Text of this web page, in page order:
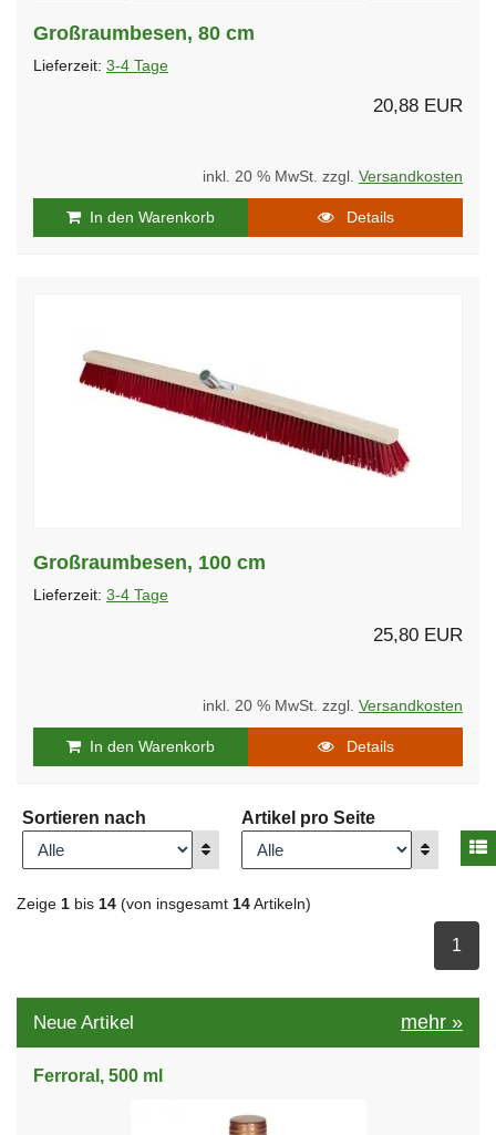
Großraumbesen, 80 cm
Lieferzeit: 3-4 Tage
20,88 EUR
inkl. 20 % MwSt. zzgl. Versandkosten
In den Warenkorb Details
Großraumbesen, 100 cm
Lieferzeit: 3-4 Tage
25,80 EUR
inkl. 20 % MwSt. zzgl. Versandkosten
In den Warenkorb Details
Sortieren nach
Anzeigen
Artikel pro Seite
Anzeigen
Zeige 1 bis 14 (von insgesamt 14 Artikeln)
1
Neue Artikel mehr »
Ferroral, 500 ml